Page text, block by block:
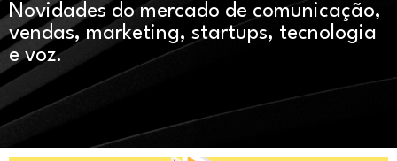
Novidades do mercado de comunicação,
vendas, marketing, startups, tecnologia
e voz.